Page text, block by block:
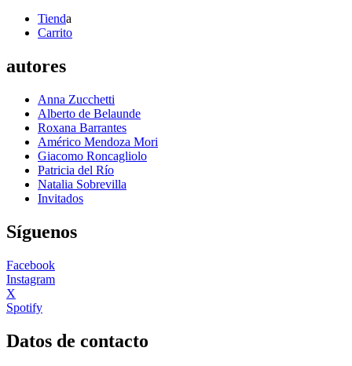
Tienda
Carrito
autores
Anna Zucchetti
Alberto de Belaunde
Roxana Barrantes
Américo Mendoza Mori
Giacomo Roncagliolo
Patricia del Río
Natalia Sobrevilla
Invitados
Síguenos
Facebook
Instagram
X
Spotify
Datos de contacto